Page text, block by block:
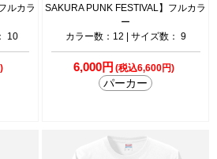
ルカラ
10
SAKURA PUNK FESTIVAL】フルカラ
ー
カラー数：12 | サイズ数： 9
6,000円 (税込6,600円)
パーカー